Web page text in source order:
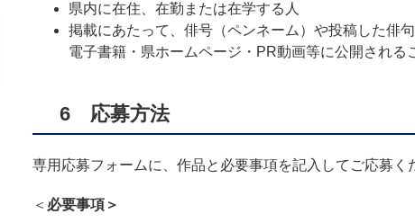
県内に在住、在勤または在学する人
掲載にあたって、俳号（ペンネーム）や投稿した俳
電子書籍・県ホームページ・PR動画等に公開される
6 応募方法
専用応募フォームに、作品と必要事項を記入してご応募く
＜ 必要事項＞